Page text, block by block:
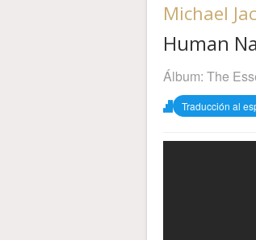
Michael
Human
Álbum: The
Traducción al